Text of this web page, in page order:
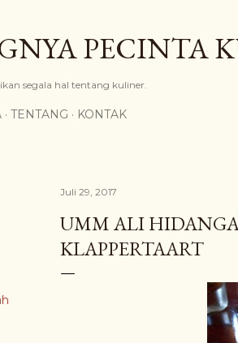
PECINTA
segala hal tentang kuliner.
TENTANG KONTAK
Juli 29, 2017
UMM ALI
KLAPPERTAART